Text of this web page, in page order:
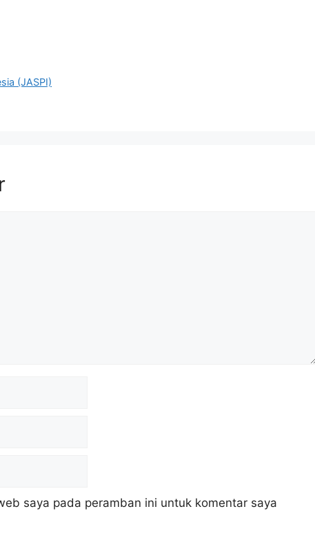
(JASPI)
saya pada peramban ini untuk komentar saya